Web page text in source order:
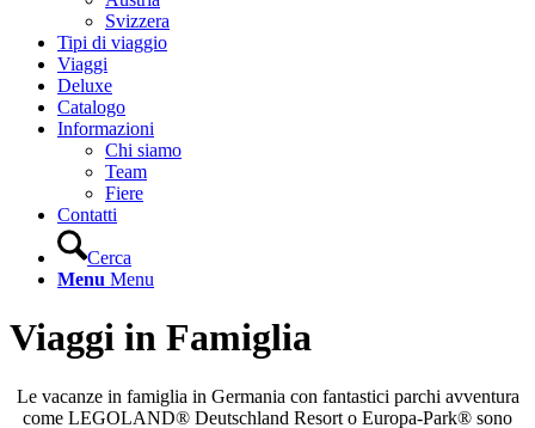
Svizzera
Tipi di viaggio
Viaggi
Deluxe
Catalogo
Informazioni
Chi siamo
Team
Fiere
Contatti
Cerca
Menu Menu
Viaggi in Famiglia
Le vacanze in famiglia in Germania con fantastici parchi avventura
come LEGOLAND® Deutschland Resort o Europa‑Park® sono